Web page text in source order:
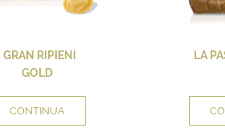
I GRAN RIPIENI
GOLD
CONTINUA
LA